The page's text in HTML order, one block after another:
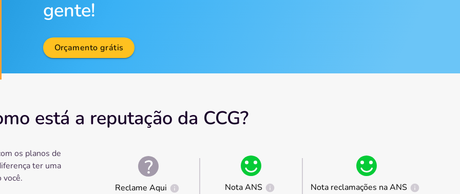
gente!
Orçamento grátis
está a reputação da CCG?
os planos de
ter uma
você.
Reclame Aqui Nota ANS Nota reclamações na ANS